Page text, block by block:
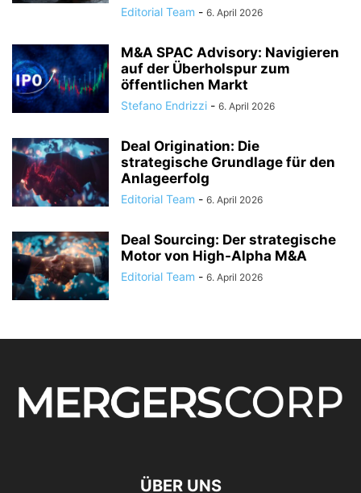
Editorial Team - 6. April 2026
M&A SPAC Advisory: Navigieren
auf der Überholspur zum
öffentlichen Markt
Stefano Endrizzi - 6. April 2026
Deal Origination: Die
strategische Grundlage für den
Anlageerfolg
Editorial Team - 6. April 2026
Deal Sourcing: Der strategische
Motor von High-Alpha M&A
Editorial Team - 6. April 2026
ÜBER UNS